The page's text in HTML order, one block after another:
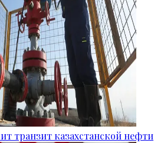
транзит казахстанской нефти